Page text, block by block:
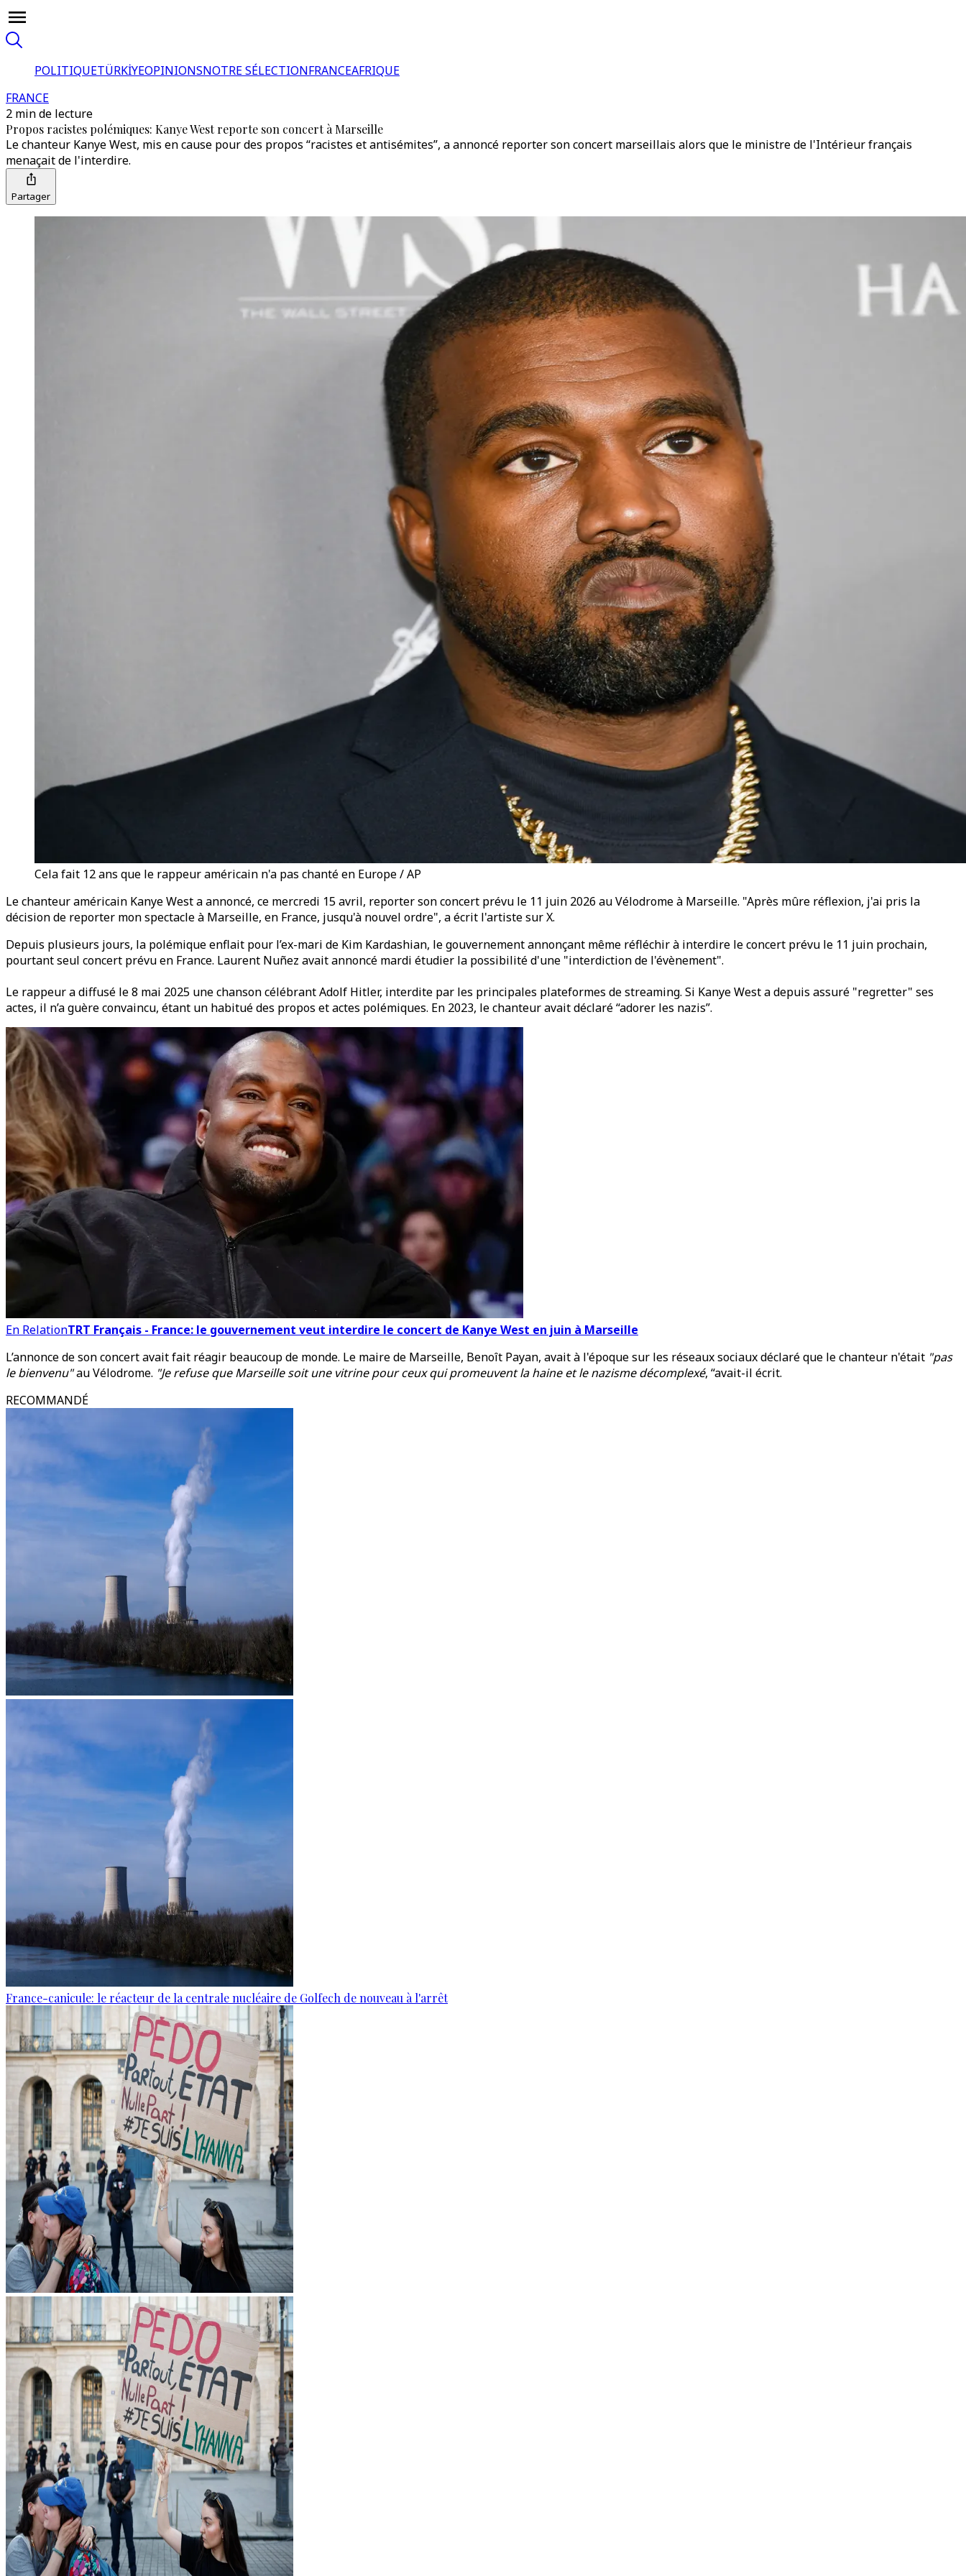
POLITIQUETÜRKİYEOPINIONSNOTRE SÉLECTIONFRANCEAFRIQUE
FRANCE
2 min de lecture
Propos racistes polémiques: Kanye West reporte son concert à Marseille
Le chanteur Kanye West, mis en cause pour des propos “racistes et antisémites”, a annoncé reporter son concert marseillais alors que le ministre de l'Intérieur français
menaçait de l'interdire.
Partager
Cela fait 12 ans que le rappeur américain n'a pas chanté en Europe / AP
Le chanteur américain Kanye West a annoncé, ce mercredi 15 avril, reporter son concert prévu le 11 juin 2026 au Vélodrome à Marseille. "Après mûre réflexion, j'ai pris la
décision de reporter mon spectacle à Marseille, en France, jusqu'à nouvel ordre", a écrit l'artiste sur X.
Depuis plusieurs jours, la polémique enflait pour l’ex-mari de Kim Kardashian, le gouvernement annonçant même réfléchir à interdire le concert prévu le 11 juin prochain,
pourtant seul concert prévu en France. Laurent Nuñez avait annoncé mardi étudier la possibilité d'une "interdiction de l'évènement".
Le rappeur a diffusé le 8 mai 2025 une chanson célébrant Adolf Hitler, interdite par les principales plateformes de streaming. Si Kanye West a depuis assuré "regretter" ses
actes, il n’a guère convaincu, étant un habitué des propos et actes polémiques. En 2023, le chanteur avait déclaré “adorer les nazis”.
En RelationTRT Français - France: le gouvernement veut interdire le concert de Kanye West en juin à Marseille
L’annonce de son concert avait fait réagir beaucoup de monde. Le maire de Marseille, Benoît Payan, avait à l'époque sur les réseaux sociaux déclaré que le chanteur n'était "pas
le bienvenu"au Vélodrome. "Je refuse que Marseille soit une vitrine pour ceux qui promeuvent la haine et le nazisme décomplexé, “avait-il écrit.
RECOMMANDÉ
France-canicule: le réacteur de la centrale nucléaire de Golfech de nouveau à l'arrêt